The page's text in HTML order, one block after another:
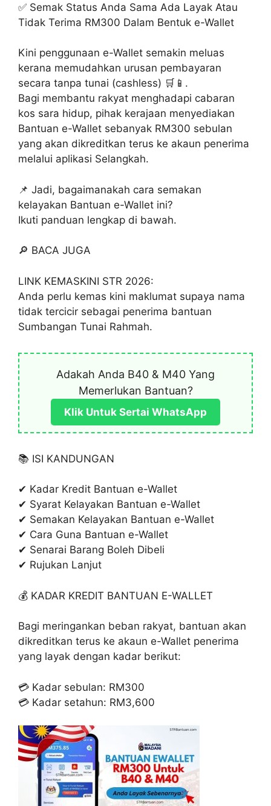
✅ Semak Status Anda Sama Ada Layak Atau
Tidak Terima RM300 Dalam Bentuk e-Wallet
Kini penggunaan e-Wallet semakin meluas
kerana memudahkan urusan pembayaran
secara tanpa tunai (cashless) 🛒📱.
Bagi membantu rakyat menghadapi cabaran
kos sara hidup, pihak kerajaan menyediakan
Bantuan e-Wallet sebanyak RM300 sebulan
yang akan dikreditkan terus ke akaun penerima
melalui aplikasi Selangkah.
📌 Jadi, bagaimanakah cara semakan
kelayakan Bantuan e-Wallet ini?
Ikuti panduan lengkap di bawah.
🔎 BACA JUGA
LINK KEMASKINI STR 2026:
Anda perlu kemas kini maklumat supaya nama
tidak tercicir sebagai penerima bantuan
Sumbangan Tunai Rahmah.
Adakah Anda B40 & M40 Yang
Memerlukan Bantuan?
Klik Untuk Sertai WhatsApp
📚 ISI KANDUNGAN
✔ Kadar Kredit Bantuan e-Wallet
✔ Syarat Kelayakan Bantuan e-Wallet
✔ Semakan Kelayakan Bantuan e-Wallet
✔ Cara Guna Bantuan e-Wallet
✔ Senarai Barang Boleh Dibeli
✔ Rujukan Lanjut
💰 KADAR KREDIT BANTUAN E-WALLET
Bagi meringankan beban rakyat, bantuan akan
dikreditkan terus ke akaun e-Wallet penerima
yang layak dengan kadar berikut:
💳 Kadar sebulan: RM300
💳 Kadar setahun: RM3,600